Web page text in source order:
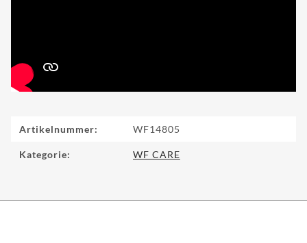
Produkteigenschaft
Wert
Artikelnummer: WF14805
Kategorie: WF CARE